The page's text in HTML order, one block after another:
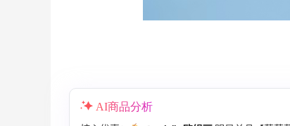
AI商品分析
满$200享8.5折优惠+部分送好礼
低至4折+额外8折